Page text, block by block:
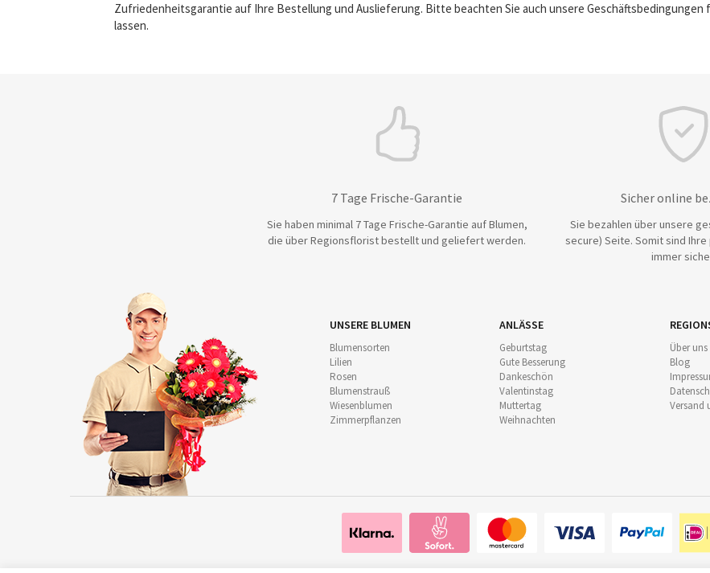
Zufriedenheitsgarantie auf Ihre Bestellung und Auslieferung. Bitte beachten Sie auch unsere
lassen.
7 Tage Frische-Garantie
Sie haben minimal 7 Tage Frische-Garantie auf Blumen,
die über Regionsflorist bestellt und geliefert werden.
Sicher online
Sie bezahlen über unsere
secure) Seite. Somit sind
immer
UNSERE BLUMEN
Blumensorten
Lilien
Rosen
Blumenstrauß
Wiesenblumen
Zimmerpflanzen
ANLÄSSE
Geburtstag
Gute Besserung
Dankeschön
Valentinstag
Muttertag
Weihnachten
Über uns
Blog
Versand